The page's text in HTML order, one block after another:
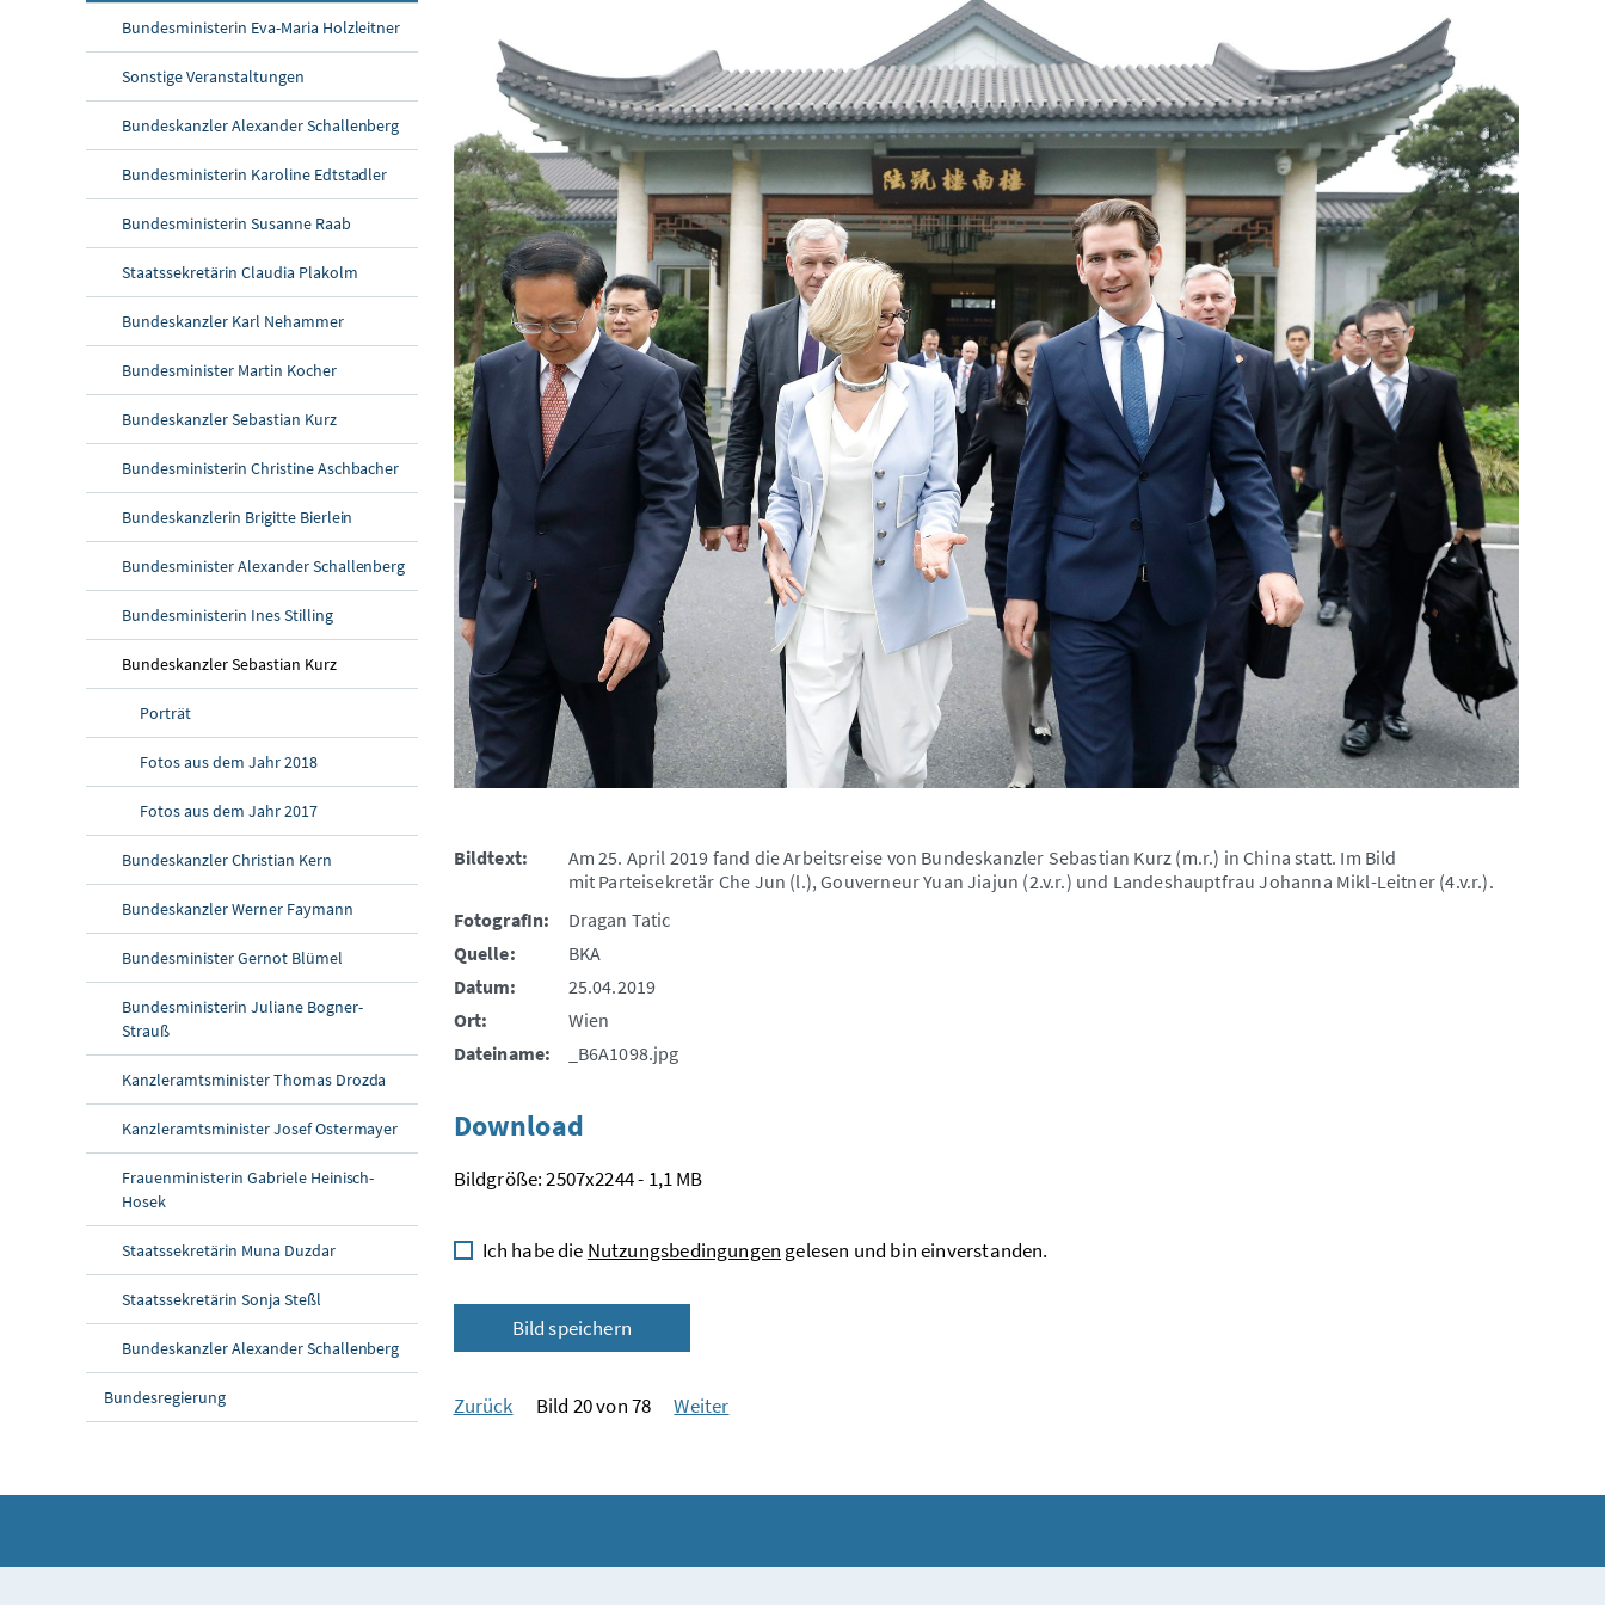
Bundesministerin Eva-Maria Holzleitner
Sonstige Veranstaltungen
Bundeskanzler Alexander Schallenberg
Bundesministerin Karoline Edtstadler
Bundesministerin Susanne Raab
Staatssekretärin Claudia Plakolm
Bundeskanzler Karl Nehammer
Bundesminister Martin Kocher
Bundeskanzler Sebastian Kurz
Bundesministerin Christine Aschbacher
Bundeskanzlerin Brigitte Bierlein
Bundesminister Alexander Schallenberg
Bundesministerin Ines Stilling
Bundeskanzler Sebastian Kurz
Porträt
Fotos aus dem Jahr 2018
Fotos aus dem Jahr 2017
Bundeskanzler Christian Kern
Bundeskanzler Werner Faymann
Bundesminister Gernot Blümel
Bundesministerin Juliane Bogner-
Strauß
Kanzleramtsminister Thomas Drozda
Kanzleramtsminister Josef Ostermayer
Frauenministerin Gabriele Heinisch-
Hosek
Staatssekretärin Muna Duzdar
Staatssekretärin Sonja Steßl
Bundeskanzler Alexander Schallenberg
Bundesregierung
Bildtext:
Am 25. April 2019 fand die Arbeitsreise von Bundeskanzler Sebastian Kurz (m.r.) in China statt. Im Bild
mit Parteisekretär Che Jun (l.), Gouverneur Yuan Jiajun (2.v.r.) und Landeshauptfrau Johanna Mikl-Leitner (4.v.r.).
FotografIn:
Dragan Tatic
Quelle:
BKA
Datum:
25.04.2019
Ort:
Wien
Dateiname:
_B6A1098.jpg
Download
Bildgröße: 2507x2244 - 1,1 MB
Ich habe die Nutzungsbedingungen gelesen und bin einverstanden.
Bild speichern
Zurück Bild 20 von 78 Weiter